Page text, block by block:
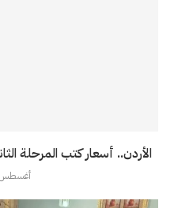
الأردن.. أسعار كتب المرحلة الثانوية
أغسطس 6,